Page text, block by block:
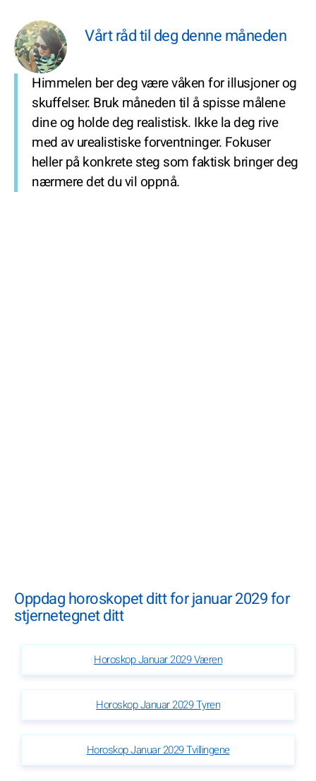
Vårt råd til deg denne måneden
Himmelen ber deg være våken for illusjoner og
skuffelser. Bruk måneden til å spisse målene
dine og holde deg realistisk. Ikke la deg rive
med av urealistiske forventninger. Fokuser
heller på konkrete steg som faktisk bringer deg
nærmere det du vil oppnå.
Oppdag horoskopet ditt for januar 2029 for
stjernetegnet ditt
Horoskop Januar 2029 Væren
Horoskop Januar 2029 Tyren
Horoskop Januar 2029 Tvillingene